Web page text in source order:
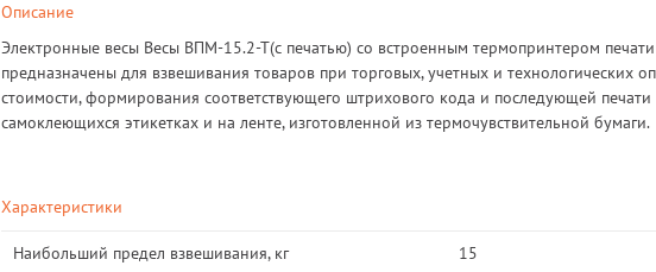
Описание
Электронные весы Весы ВПМ-15.2-Т(с печатью) со встроенным термопринтером печати
предназначены для взвешивания товаров при торговых, учетных и технологических
стоимости, формирования соответствующего штрихового кода и последующей печати
самоклеющихся этикетках и на ленте, изготовленной из термочувствительной бумаги.
Характеристики
Наибольший предел взвешивания, кг 15